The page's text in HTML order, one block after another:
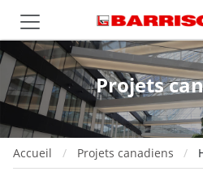
Projets
Accueil Projets canadiens